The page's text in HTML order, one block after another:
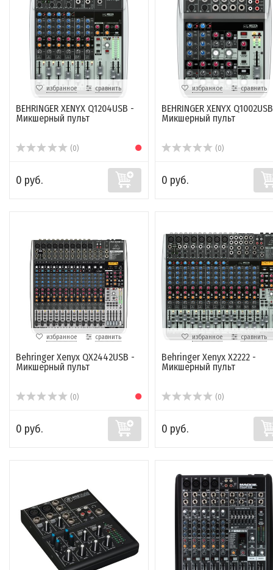
избранное сравнить
BEHRINGER XENYX Q1204USB -
Микшерный пульт
(0)
0 руб.
избранное сравнить
BEHRINGER XENYX
Микшерный пульт
(0)
0 руб.
избранное сравнить
Behringer Xenyx QX2442USB -
Микшерный пульт
(0)
0 руб.
избранное сравнить
Behringer Xenyx X2222 -
Микшерный пульт
(0)
0 руб.